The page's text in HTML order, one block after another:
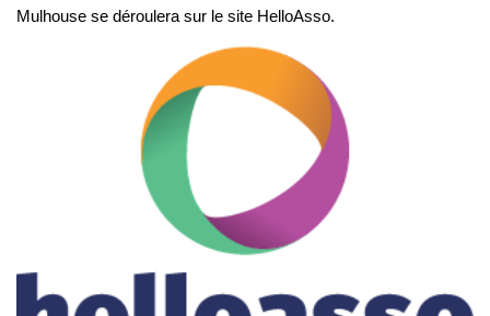
Mulhouse se déroulera sur le site HelloAsso.